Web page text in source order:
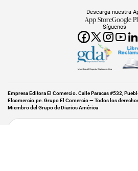
Síguenos
Descarga nuestra
App StoreGoogle
Miembro del Grupo de Diarios América
Empresa Editora El Comercio. Calle Paracas #532,
Elcomercio.pe. Grupo El Comercio — Todos los
Miembro del Grupo de Diarios América